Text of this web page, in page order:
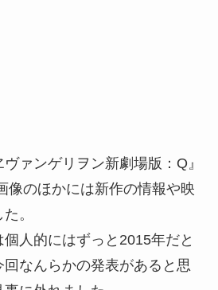
ァンゲリヲン新劇場版：Q』
像のほかには新作の情報や映
。
人的にはずっと2015年だと
なんらかの発表があると思